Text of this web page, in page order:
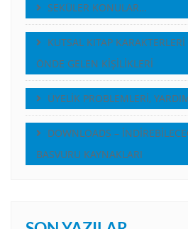
SEKÜLER KONULAR…
KUTSAL KITAP
ÖNDE GELEN KİŞİLİKLERİ
ÜYELİK PROBLEMLERİ,
DOWNLOADS –
BASVURU KAYNAKLARI